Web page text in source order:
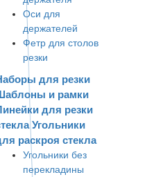
Оси для
держателей
Фетр для столов
резки
для резки
и рамки
для резки
Угольники
раскроя стекла
Угольники без
перекладины